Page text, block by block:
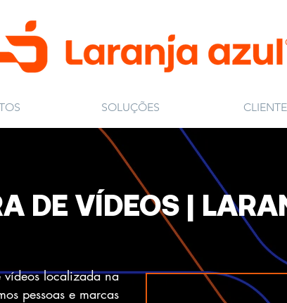
SOLUÇÕES
localizada na
pessoas e marcas
DE VÍDEOS |